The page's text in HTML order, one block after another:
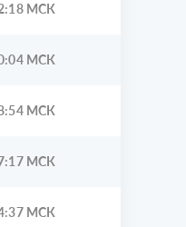
МСК
МСК
МСК
МСК
МСК